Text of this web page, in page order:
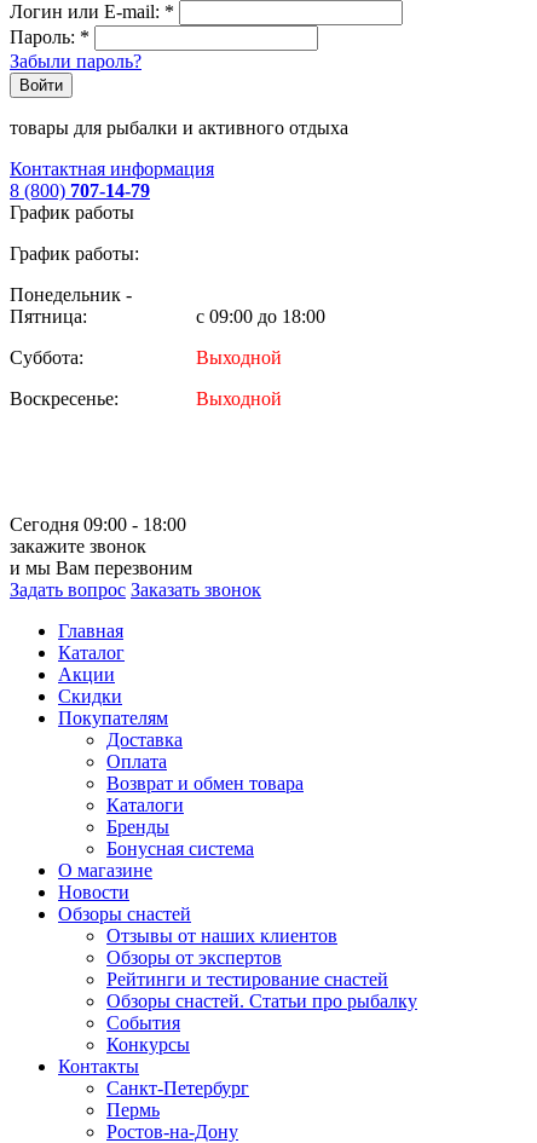
Логин или E-mail: *
Пароль: *
Забыли пароль?
Войти
товары для рыбалки и активного отдыха
Контактная информация
8 (800) 707-14-79
График работы
График работы:
Понедельник -
Пятница:
с 09:00 до 18:00
Суббота:
Выходной
Воскресенье:
Выходной
Сегодня 09:00 - 18:00
закажите звонок
и мы Вам перезвоним
Задать вопрос Заказать звонок
Главная
Каталог
Акции
Скидки
Покупателям
Доставка
Оплата
Возврат и обмен товара
Каталоги
Бренды
Бонусная система
О магазине
Новости
Обзоры снастей
Отзывы от наших клиентов
Обзоры от экспертов
Рейтинги и тестирование снастей
Обзоры снастей. Статьи про рыбалку
События
Конкурсы
Контакты
Санкт-Петербург
Пермь
Ростов-на-Дону